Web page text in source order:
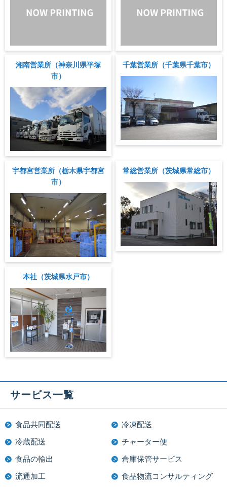
湘南営業所（神奈川県平塚
市）
千葉営業所（千葉県千葉市）
宇都宮営業所（栃木県宇都宮
市）
常総営業所（茨城県常総市）
本社（茨城県水戸市）
サービス一覧
食品共同配送 冷凍配送
冷蔵配送 チャーター便
食品の輸出 倉庫保管サービス
流通加工 食品物流コンサルティング